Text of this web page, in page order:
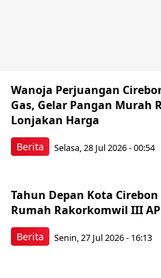
Berita
Wanoja Perjuangan
Gas, Gelar Pangan Murah
Lonjakan Harga
Selasa, 28 Jul 2026 - 00:54
Berita
Tahun Depan Kota Cirebon
Rumah Rakorkomwil III
Senin, 27 Jul 2026 - 16:13